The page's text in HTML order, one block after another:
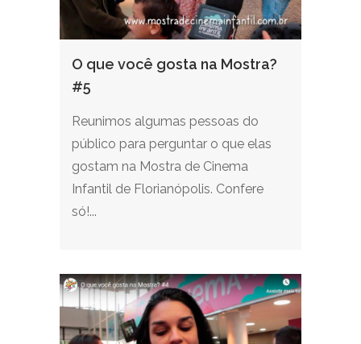
O que você gosta na Mostra?
#5
Reunimos algumas pessoas do
público para perguntar o que elas
gostam na Mostra de Cinema
Infantil de Florianópolis. Confere
só!...